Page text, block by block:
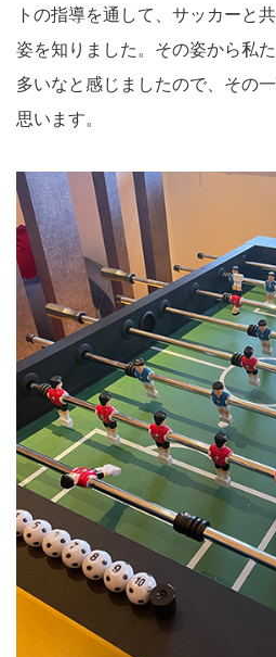
トの指導を通して、サッカーと
姿を知りました。その姿から私
多いなと感じましたので、その
思います。